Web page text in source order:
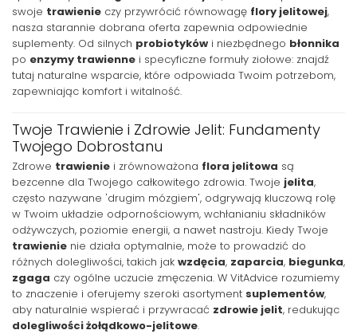
swoje trawienie czy przywrócić równowagę flory jelitowej,
nasza starannie dobrana oferta zapewnia odpowiednie
suplementy. Od silnych probiotyków i niezbędnego błonnika
po enzymy trawienne i specyficzne formuły ziołowe: znajdź
tutaj naturalne wsparcie, które odpowiada Twoim potrzebom,
zapewniając komfort i witalność.
Twoje Trawienie i Zdrowie Jelit: Fundamenty
Twojego Dobrostanu
Zdrowe trawienie i zrównoważona flora jelitowa są
bezcenne dla Twojego całkowitego zdrowia. Twoje jelita,
często nazywane 'drugim mózgiem', odgrywają kluczową rolę
w Twoim układzie odpornościowym, wchłanianiu składników
odżywczych, poziomie energii, a nawet nastroju. Kiedy Twoje
trawienie nie działa optymalnie, może to prowadzić do
różnych dolegliwości, takich jak wzdęcia, zaparcia, biegunka,
zgaga czy ogólne uczucie zmęczenia. W VitAdvice rozumiemy
to znaczenie i oferujemy szeroki asortyment suplementów,
aby naturalnie wspierać i przywracać zdrowie jelit, redukując
dolegliwości żołądkowo-jelitowe.